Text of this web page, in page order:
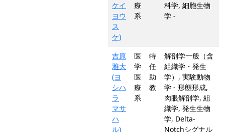
ケイ
ヨウ
ス
ケ)
療
系
科学, 細胞生物
学 -
吉原
雅大
(ヨ
シハ
ラ
マサ
ハ
ル)
医
学
医
療
系
特
任
助
教
解剖学一般（含
組織学・発生
学）, 実験動物
学 - 形態形成,
肉眼解剖学, 組
織学, 発生生物
学, Delta-
Notchシグナル